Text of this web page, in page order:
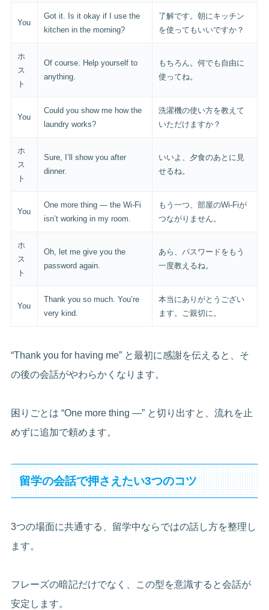
You
Got it. Is it okay if I use the
kitchen in the morning?
了解です。朝にキッチン
を使ってもいいですか？
ホ
ス
ト
Of course. Help yourself to
anything.
もちろん。何でも自由に
使ってね。
You
Could you show me how the
laundry works?
洗濯機の使い方を教えて
いただけますか？
ホ
ス
ト
Sure, I’ll show you after
dinner.
いいよ、夕食のあとに見
せるね。
You
One more thing — the Wi-Fi
isn’t working in my room.
もう一つ、部屋のWi-Fiが
つながりません。
ホ
ス
ト
Oh, let me give you the
password again.
あら、パスワードをもう
一度教えるね。
You
Thank you so much. You’re
very kind.
本当にありがとうござい
ます。ご親切に。
“Thank you for having me” と最初に感謝を伝えると、そ
の後の会話がやわらかくなります。
困りごとは “One more thing —” と切り出すと、流れを止
めずに追加で頼めます。
留学の会話で押さえたい3つのコツ
3つの場面に共通する、留学中ならではの話し方を整理し
ます。
フレーズの暗記だけでなく、この型を意識すると会話が
安定します。